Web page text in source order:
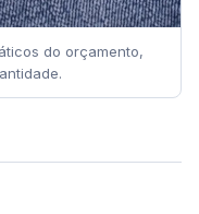
do orçamento,